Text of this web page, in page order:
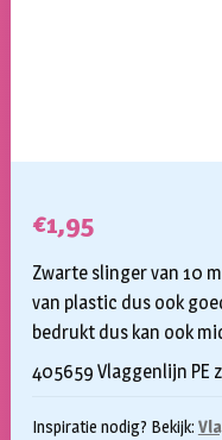
€1,95
Zwarte slinger van 10
van plastic dus ook
bedrukt dus kan ook
405659 Vlaggenlijn PE
Inspiratie nodig? Bekijk: